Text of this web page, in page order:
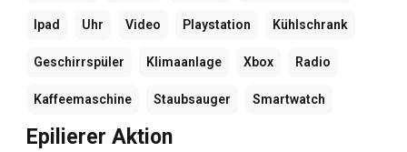
Ipad Uhr Video Playstation Kühlschrank
Geschirrspüler Klimaanlage Xbox Radio
Kaffeemaschine Staubsauger Smartwatch
Epilierer Aktion